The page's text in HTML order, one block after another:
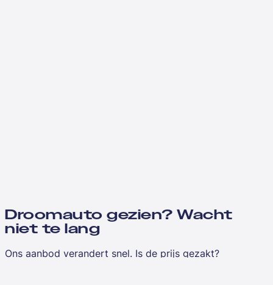
Droomauto gezien? Wacht
niet te lang
Ons aanbod verandert snel. Is de prijs gezakt?